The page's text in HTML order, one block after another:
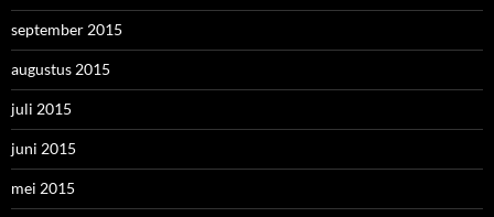
september 2015
augustus 2015
juli 2015
juni 2015
mei 2015